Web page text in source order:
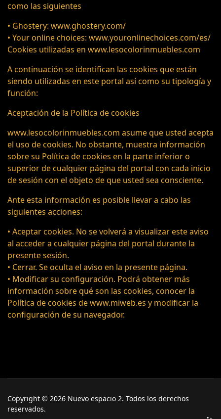
como las siguientes
• Ghostery: www.ghostery.com/
• Your online choices: www.youronlinechoices.com/es/
Cookies utilizadas en www.lesocolorinmuebles.com
A continuación se identifican las cookies que están
siendo utilizadas en este portal así como su tipología y
función:
Aceptación de la Política de cookies
www.lesocolorinmuebles.com asume que usted acepta
el uso de cookies. No obstante, muestra información
sobre su Política de cookies en la parte inferior o
superior de cualquier página del portal con cada inicio
de sesión con el objeto de que usted sea consciente.
Ante esta información es posible llevar a cabo las
siguientes acciones:
• Aceptar cookies. No se volverá a visualizar este aviso
al acceder a cualquier página del portal durante la
presente sesión.
• Cerrar. Se oculta el aviso en la presente página.
• Modificar su configuración. Podrá obtener más
información sobre qué son las cookies, conocer la
Política de cookies de www.miweb.es y modificar la
configuración de su navegador.
Copyright © 2026 Nuevo espacio 2. Todos los derechos
reservados.